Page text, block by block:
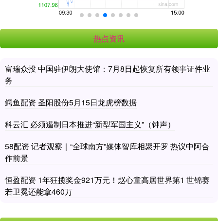
热点资讯
富瑞众投 中国驻伊朗大使馆：7月8日起恢复所有领事证件业
务
鳄鱼配资 圣阳股份5月15日龙虎榜数据
科云汇 必须遏制日本推进“新型军国主义”（钟声）
58配资 记者观察｜“全球南方”媒体智库相聚开罗 热议中阿合
作前景
恒盈配资 1年狂揽奖金921万元！赵心童高居世界第1 世锦赛
若卫冕还能拿460万